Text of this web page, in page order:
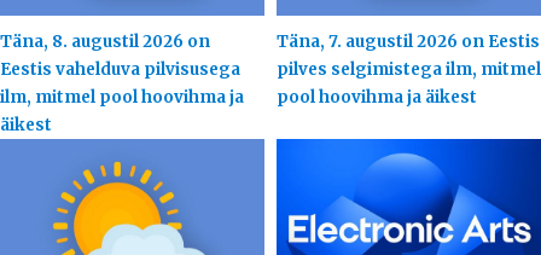
Täna, 8. augustil 2026 on
Eestis vahelduva pilvisusega
ilm, mitmel pool hoovihma ja
äikest
Täna, 7. augustil 2026 on Eestis
pilves selgimistega ilm, mitmel
pool hoovihma ja äikest